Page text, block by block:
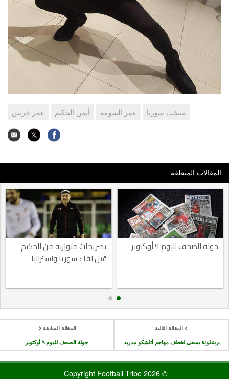
منتخب سوريا عمر السومة أيمن الحكيم عمر خربين
المقالات المتعلقة
جولة الصحف لليوم ٩ أوكتوبر
تصريحات متوازنة من الحكيم
قبل لقاء سوريا واستراليا
المقالة التالية
برشلونة يسعى لخطف مهاجم أتليتيكو مدريد
المقالة السابقة
جولة الصحف لليوم ٩ أوكتوبر
© 2026 Copyright Football Tribe